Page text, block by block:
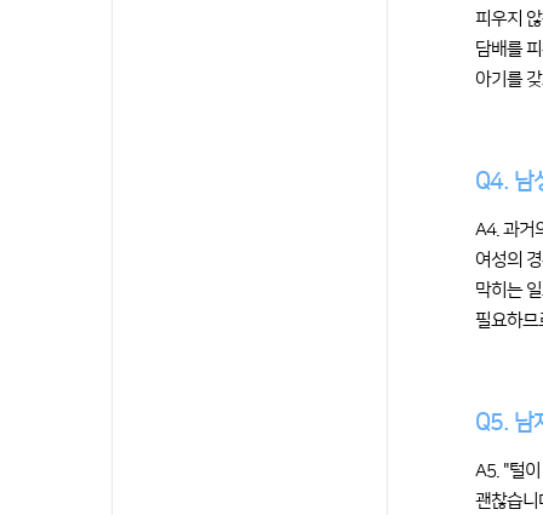
피우지
담배를
아기를
Q4. 남
A4. 과거
여성의
막히는
필요하므
Q5. 남
A5. "털
괜찮습니